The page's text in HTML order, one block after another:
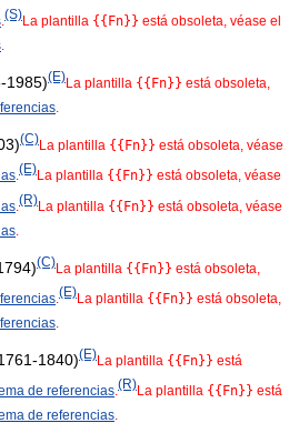
.(S)La plantilla {{Fn}} está obsoleta, véase el
.
1985)(E)La plantilla {{Fn}} está obsoleta,
(C)La plantilla {{Fn}} está obsoleta, véase
.(E)La plantilla {{Fn}} está obsoleta, véase
(R)La plantilla {{Fn}} está obsoleta, véase
(C)La plantilla {{Fn}} está obsoleta,
.(E)La plantilla {{Fn}} está obsoleta,
.
1840)(E)La plantilla {{Fn}} está
de referencias.(R)La plantilla {{Fn}} está
de referencias.